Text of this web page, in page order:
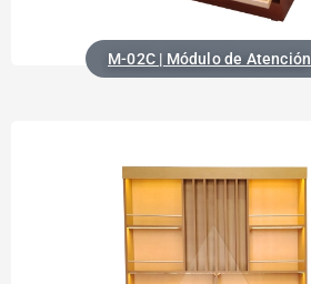
M-02C | Módulo de Atención